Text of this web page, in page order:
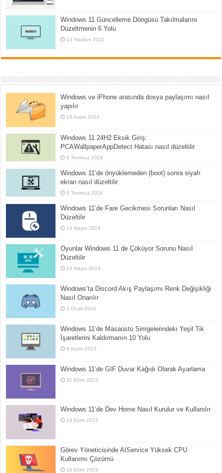
Windows 11 Güncelleme Döngüsü Takılmalarını
Düzeltmenin 6 Yolu
13 Haziran 2022
Windows ve iPhone arasında dosya paylaşımı nasıl
yapılır
18 Aralık 2024
Windows 11 24H2 Eksik Giriş:
PCAWallpaperAppDetect Hatası nasıl düzeltilir
9 Temmuz 2024
Windows 11’de önyüklemeden (boot) sonra siyah
ekran nasıl düzeltilir
9 Temmuz 2024
Windows 11’de Fare Gecikmesi Sorunları Nasıl
Düzeltilir
14 Mayıs 2024
Oyunlar Windows 11 de Çöküyor Sorunu Nasıl
Düzeltilir
14 Mayıs 2024
Windows’ta Discord Akış Paylaşımı Renk Değişikliği
Nasıl Onarılır
3 Ocak 2024
Windows 11’de Masaüstü Simgelerindeki Yeşil Tik
İşaretlerini Kaldırmanın 10 Yolu
6 Aralık 2023
Windows 11’de GIF Duvar Kağıdı Olarak Ayarlama
31 Ekim 2023
Windows 11’de Dev Home Nasıl Kurulur ve Kullanılır
19 Ekim 2023
Görev Yöneticisinde AIService Yüksek CPU
Kullanımı Çözümü
16 Ekim 2023